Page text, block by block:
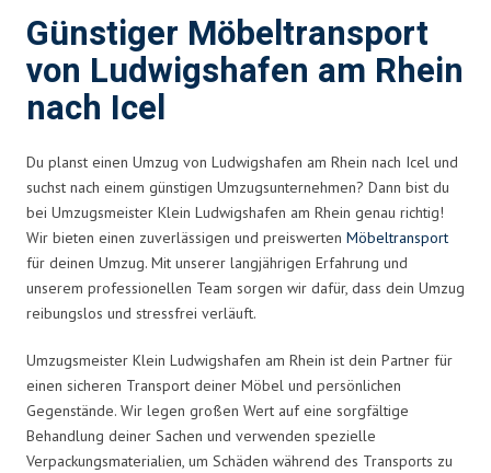
Günstiger Möbeltransport
von Ludwigshafen am Rhein
nach Icel
Du planst einen Umzug von Ludwigshafen am Rhein nach Icel und
suchst nach einem günstigen Umzugsunternehmen? Dann bist du
bei Umzugsmeister Klein Ludwigshafen am Rhein genau richtig!
Wir bieten einen zuverlässigen und preiswerten Möbeltransport
für deinen Umzug. Mit unserer langjährigen Erfahrung und
unserem professionellen Team sorgen wir dafür, dass dein Umzug
reibungslos und stressfrei verläuft.
Umzugsmeister Klein Ludwigshafen am Rhein ist dein Partner für
einen sicheren Transport deiner Möbel und persönlichen
Gegenstände. Wir legen großen Wert auf eine sorgfältige
Behandlung deiner Sachen und verwenden spezielle
Verpackungsmaterialien, um Schäden während des Transports zu